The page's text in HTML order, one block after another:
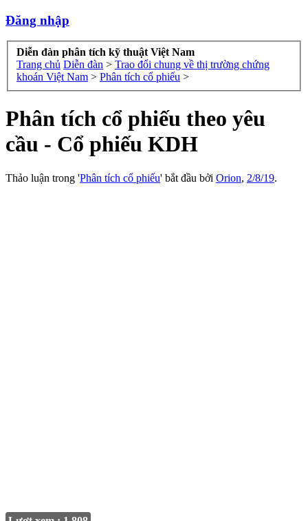
Đăng nhập
Diễn đàn phân tích kỹ thuật Việt Nam
Trang chủ Diễn đàn > Trao đổi chung về thị trường chứng
khoán Việt Nam > Phân tích cổ phiếu >
Phân tích cổ phiếu theo yêu
cầu - Cổ phiếu KDH
Thảo luận trong 'Phân tích cổ phiếu' bắt đầu bởi Orion, 2/8/19.